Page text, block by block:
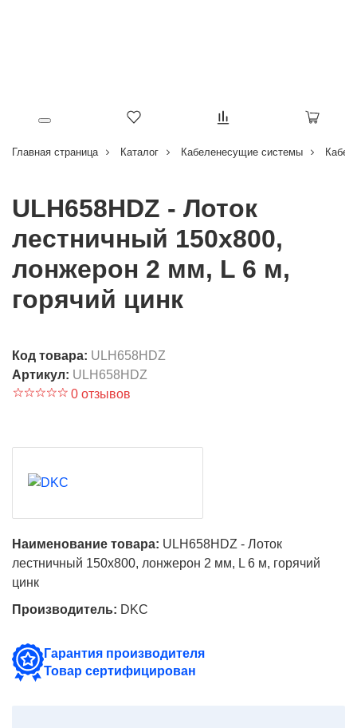
Главная страница Каталог Кабеленесущие системы
ULH658HDZ - Лоток
лестничный 150х800,
лонжерон 2 мм, L 6 м,
горячий цинк
Код товара: ULH658HDZ
Артикул: ULH658HDZ
0 отзывов
Наименование товара: ULH658HDZ - Лоток
лестничный 150х800, лонжерон 2 мм, L 6 м, горячий
цинк
Производитель: DKC
Гарантия производителя
Товар сертифицирован